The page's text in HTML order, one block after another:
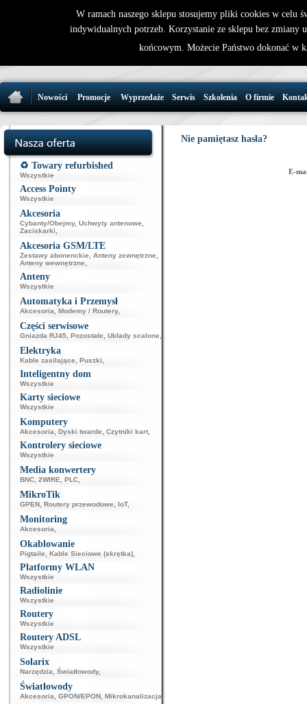
32 721 86
Nowości Promocje Wyprzedaże Serwis Szkolenia O firmie
♻️ Towary refurbished
Wszystkie
Access Pointy
Wszystkie
Akcesoria
Cybanty/Obejmy, Uchwyty antenowe
Zaciskarki
Akcesoria GSM/LTE
Zestawy abonenckie Anteny zewnętrzne
Anteny wewnętrzne
Anteny
Wszystkie
Automatyka i Przemysł
Akcesoria Modemy / Routery,
Części serwisowe
Gniazda RJ45 Pozostałe Układy scalone
Elektryka
Kable zasilające Puszki
Inteligentny dom
Wszystkie
Karty sieciowe
Wszystkie
Komputery
Akcesoria Dyski twarde Czytniki kart
Kontrolery sieciowe
Wszystkie
Media konwertery
BNC 2WIRE PLC
MikroTik
GPEN Routery przewodowe IoT,
Monitoring
Akcesoria
Okablowanie
Pigtaile Kable Sieciowe (skrętka)
Platformy WLAN
Wszystkie
Radiolinie
Wszystkie
Routery
Wszystkie
Routery ADSL
Wszystkie
Solarix
Narzędzia Światłowody,
Światłowody
Akcesoria GPON/EPON Mikrokanalizacja
Nie pamiętasz hasła?
E-
W ramach naszego sklepu stosujemy pliki cookies w celu
indywidualnych potrzeb. Korzystanie ze sklepu bez zmiany
końcowym. Możecie Państwo dokonać w